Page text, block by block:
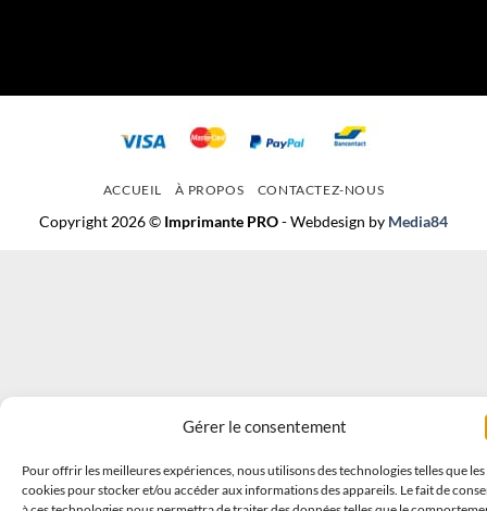
Gérer le consentement
Pour offrir les meilleures expériences, nous utilisons des technologies telles que les
cookies pour stocker et/ou accéder aux informations des appareils. Le fait de
ACCUEIL À PROPOS CONTACTEZ-NOUS
Copyright 2026 © Imprimante PRO- Webdesign by Media84